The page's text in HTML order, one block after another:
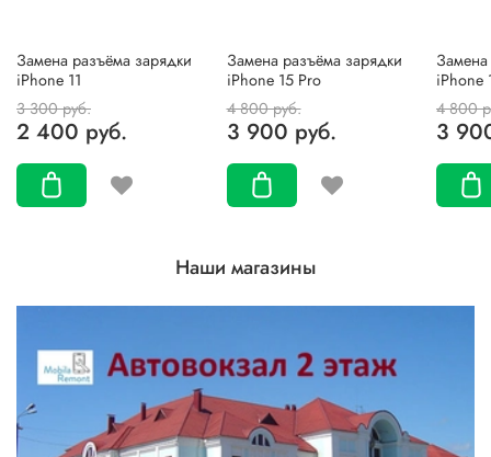
Замена разъёма зарядки
iPhone 11
3 300 руб.
2 400 руб.
Замена разъёма зарядки
iPhone 15 Pro
4 800 руб.
3 900 руб.
iPhone
4 800
3
Наши магазины